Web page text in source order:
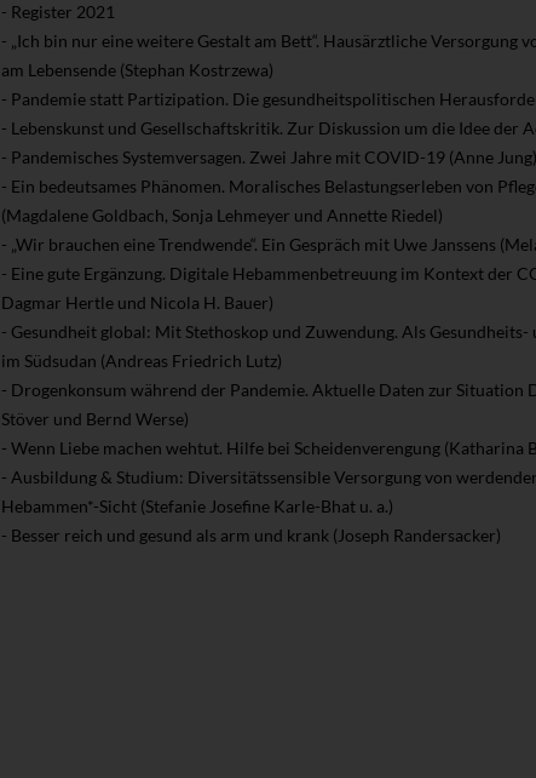
- Register 2021
- „Ich bin nur eine weitere Gestalt am Bett“. Hausärztliche Versorgung
am Lebensende (Stephan Kostrzewa)
- Pandemie statt Partizipation. Die gesundheitspolitischen
- Lebenskunst und Gesellschaftskritik. Zur Diskussion um die Idee der
- Pandemisches Systemversagen. Zwei Jahre mit COVID-19 (Anne Jung)
- Ein bedeutsames Phänomen. Moralisches Belastungserleben von
(Magdalene Goldbach, Sonja Lehmeyer und Annette Riedel)
- „Wir brauchen eine Trendwende“. Ein Gespräch mit Uwe Janssens
- Eine gute Ergänzung. Digitale Hebammenbetreuung im Kontext der
Dagmar Hertle und Nicola H. Bauer)
- Gesundheit global: Mit Stethoskop und Zuwendung. Als
im Südsudan (Andreas Friedrich Lutz)
- Drogenkonsum während der Pandemie. Aktuelle Daten zur Situation
Stöver und Bernd Werse)
- Wenn Liebe machen wehtut. Hilfe bei Scheidenverengung (Katharina
- Ausbildung & Studium: Diversitätssensible Versorgung von
Hebammen*-Sicht (Stefanie Josefine Karle-Bhat u. a.)
- Besser reich und gesund als arm und krank (Joseph Randersacker)